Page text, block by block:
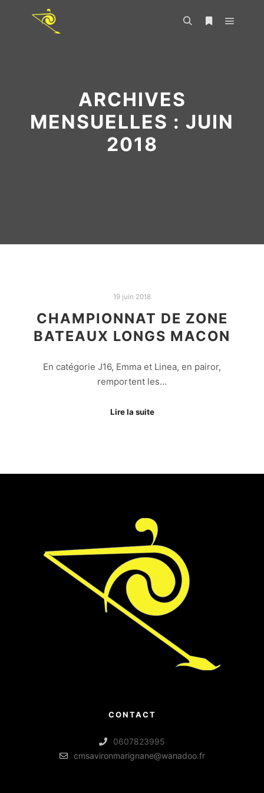
ARCHIVES
MENSUELLES : JUIN
2018
19 juin 2018
CHAMPIONNAT DE ZONE
BATEAUX LONGS MACON
En catégorie J16, Emma et Linea, en pairor,
remportent les…
Lire la suite
CONTACT
0607823995
cmsavironmarignane@wanadoo.fr